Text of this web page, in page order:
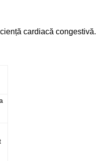
cardiacă congestivă.